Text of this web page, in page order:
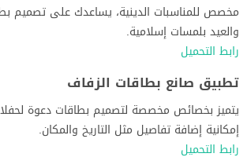
مخصص للمناسبات الدينية، يساعدك على تصميم
والعيد بلمسات إسلامية.
رابط التحميل
تطبيق صانع بطاقات الزفاف
يتميز بخصائص مخصصة لتصميم بطاقات دعوة
إمكانية إضافة تفاصيل مثل التاريخ والمكان.
رابط التحميل